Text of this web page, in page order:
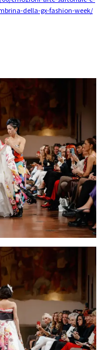
della-gx-fashion-week/